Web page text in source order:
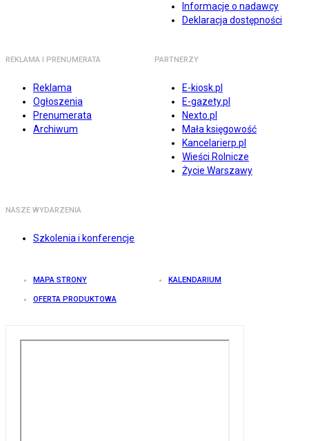
Informacje o nadawcy
Deklaracja dostępności
REKLAMA I PRENUMERATA
Reklama
Ogłoszenia
Prenumerata
Archiwum
PARTNERZY
E-kiosk.pl
E-gazety.pl
Nexto.pl
Mała księgowość
Kancelarierp.pl
Wieści Rolnicze
Życie Warszawy
NASZE WYDARZENIA
Szkolenia i konferencje
MAPA STRONY KALENDARIUM
OFERTA PRODUKTOWA